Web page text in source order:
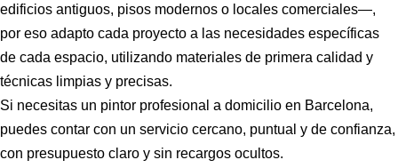
edificios antiguos, pisos modernos o locales comerciales—,
por eso adapto cada proyecto a las necesidades específicas
de cada espacio, utilizando materiales de primera calidad y
técnicas limpias y precisas.
Si necesitas un pintor profesional a domicilio en Barcelona,
puedes contar con un servicio cercano, puntual y de confianza,
con presupuesto claro y sin recargos ocultos.